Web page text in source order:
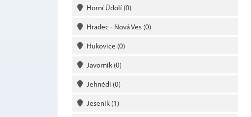
Horní Údolí (0)
Hradec - Nová Ves (0)
Hukovice (0)
Javorník (0)
Jehnědí (0)
Jeseník (1)